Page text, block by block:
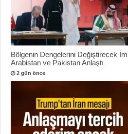
Bölgenin Dengelerini Değiştirecek
Arabistan ve Pakistan Anlaştı
2 gün önce